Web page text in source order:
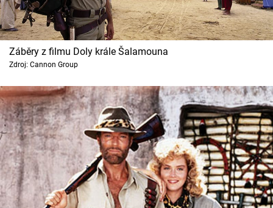
Záběry z filmu Doly krále Šalamouna
Zdroj: Cannon Group